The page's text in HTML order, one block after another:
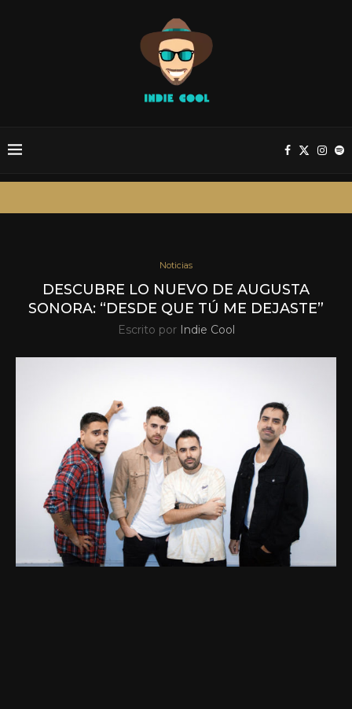
Noticias
DESCUBRE LO NUEVO DE AUGUSTA
SONORA: “DESDE QUE TÚ ME DEJASTE”
Escrito por Indie Cool